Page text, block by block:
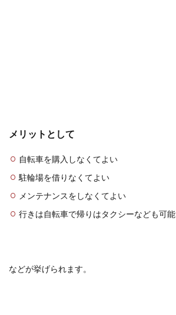
メリットとして
自転車を購入しなくてよい
駐輪場を借りなくてよい
メンテナンスをしなくてよい
行きは自転車で帰りはタクシーなども可能
などが挙げられます。